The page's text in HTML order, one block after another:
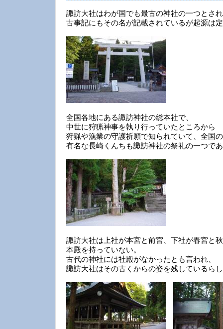
諏訪大社はわが国でも最古の神社の一つとさ
古事記にもその名が記載されているが起源は
全国各地にある諏訪神社の総本社で、
中世に狩猟神事を執り行っていたところから
狩猟や漁業の守護祈願で知られていて、全国
有名な長崎くんちも諏訪神社の祭礼の一つで
諏訪大社は上社が本宮と前宮、下社が春宮と
本殿を持っていない。
古代の神社には社殿がなかったとも言われ、
諏訪大社はその古くからの姿を残しているら